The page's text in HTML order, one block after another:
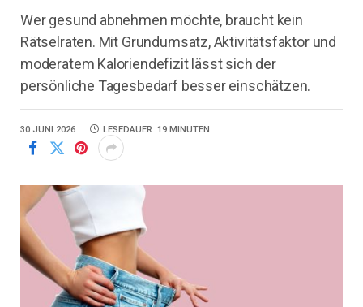
Wer gesund abnehmen möchte, braucht kein
Rätselraten. Mit Grundumsatz, Aktivitätsfaktor und
moderatem Kaloriendefizit lässt sich der
persönliche Tagesbedarf besser einschätzen.
30 JUNI 2026 LESEDAUER: 19 MINUTEN